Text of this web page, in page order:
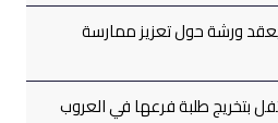
يعقد ورشة حول تعزيز ممارسة
بتخريج طلبة فرعها في العروب